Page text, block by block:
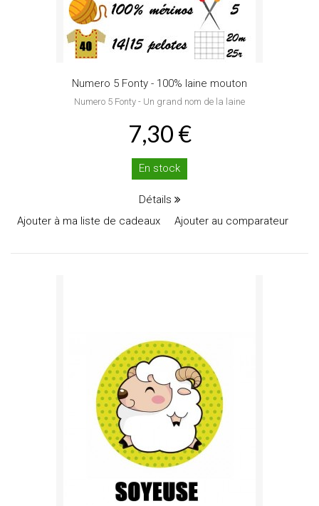
Numero 5 Fonty - 100% laine mouton
Numero 5 Fonty - Un grand nom de la laine
7,30 €
En stock
Détails
Ajouter à ma liste de cadeaux
Ajouter au comparateur